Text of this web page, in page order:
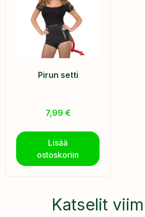
Pirun setti
7,99 €
Lisää
ostoskoriin
Katselit